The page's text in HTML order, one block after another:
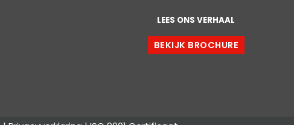
LEES ONS VERHAAL
BEKIJK BROCHURE